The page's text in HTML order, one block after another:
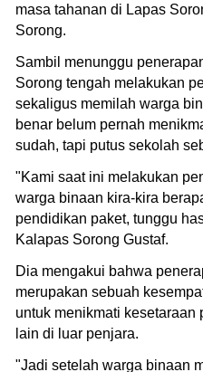
masa tahanan di Lapas
Sorong.
Sambil menunggu
Sorong tengah melakukan
sekaligus memilah warga
benar belum pernah
sudah, tapi putus sekolah
"Kami saat ini melakukan
warga binaan kira-kira
pendidikan paket, tunggu
Kalapas Sorong Gustaf.
Dia mengakui bahwa
merupakan sebuah
untuk menikmati
lain di luar penjara.
"Jadi setelah warga binaan